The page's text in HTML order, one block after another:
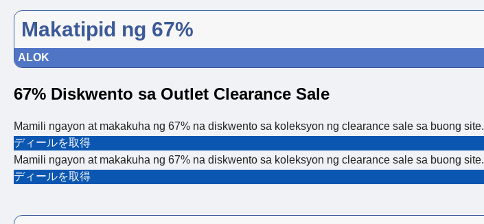
Makatipid ng 67%
ALOK
67% Diskwento sa Outlet Clearance Sale
Mamili ngayon at makakuha ng 67% na diskwento sa koleksyon ng clearance sale sa buong site.
ディールを取得
Mamili ngayon at makakuha ng 67% na diskwento sa koleksyon ng clearance sale sa buong site.
ディールを取得